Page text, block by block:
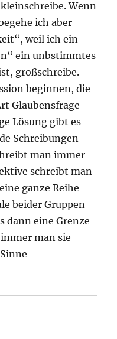
Wenn
ich aber
weil ich ein
ein unbstimmtes
großschreibe.
beginnen, die
Glaubensfrage
Lösung gibt es
Schreibungen
man immer
schreibt man
ganze Reihe
beider Gruppen
dann eine Grenze
man sie